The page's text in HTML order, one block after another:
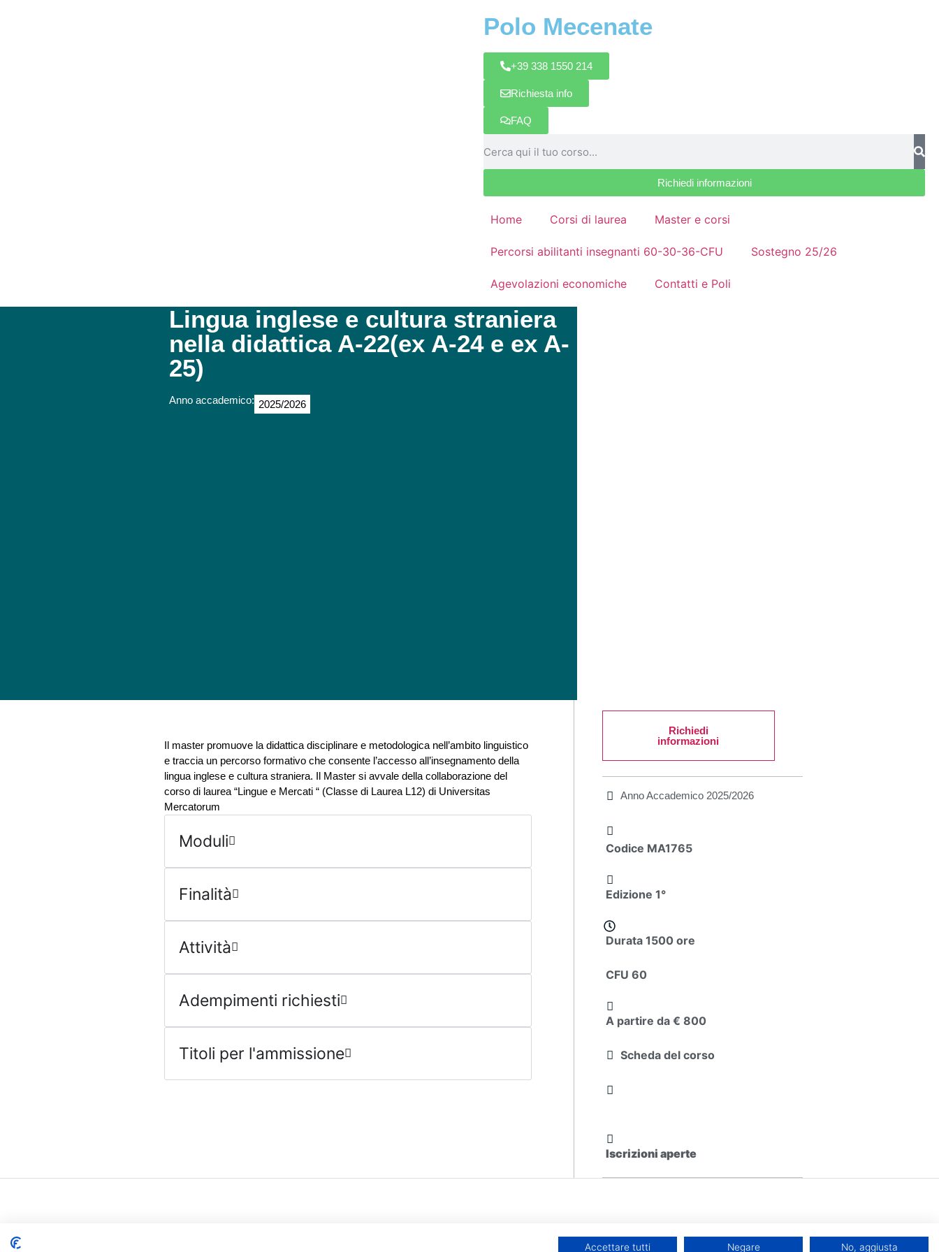
Polo Mecenate
+39 338 1550 214
Richiesta info
FAQ
Richiedi informazioni
Home Corsi di laurea Master e corsi
Percorsi abilitanti insegnanti 60-30-36-CFU Sostegno 25/26
Agevolazioni economiche Contatti e Poli
Lingua inglese e cultura straniera
nella didattica A-22(ex A-24 e ex A-
25)
Anno accademico: 2025/2026
Il master promuove la didattica disciplinare e metodologica nell’ambito linguistico
e traccia un percorso formativo che consente l’accesso all’insegnamento della
lingua inglese e cultura straniera. Il Master si avvale della collaborazione del
corso di laurea “Lingue e Mercati “ (Classe di Laurea L12) di Universitas
Mercatorum
Moduli
Finalità
Attività
Adempimenti richiesti
Titoli per l'ammissione
Richiedi
informazioni
Anno Accademico 2025/2026
Codice MA1765
Edizione 1°
Durata 1500 ore
CFU 60
A partire da € 800
Scheda del corso
Iscrizioni aperte
Accettare tutti Negare No, aggiusta